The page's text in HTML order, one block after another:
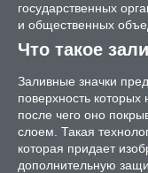
государственных
и общественных
Что такое
Заливные значки
поверхность которых
после чего оно
слоем. Такая
которая придает
дополнительную